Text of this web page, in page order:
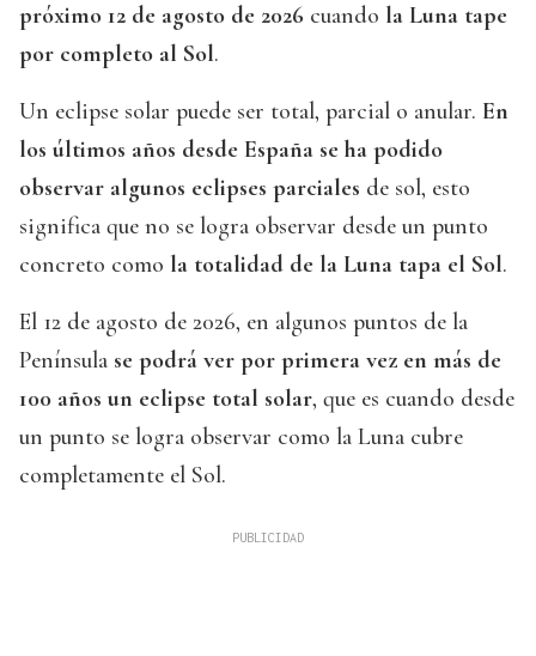
próximo 12 de agosto de 2026 cuando la Luna tape
por completo al Sol.
Un eclipse solar puede ser total, parcial o anular. En
los últimos años desde España se ha podido
observar algunos eclipses parciales de sol, esto
significa que no se logra observar desde un punto
concreto como la totalidad de la Luna tapa el Sol.
El 12 de agosto de 2026, en algunos puntos de la
Península se podrá ver por primera vez en más de
100 años un eclipse total solar, que es cuando desde
un punto se logra observar como la Luna cubre
completamente el Sol.